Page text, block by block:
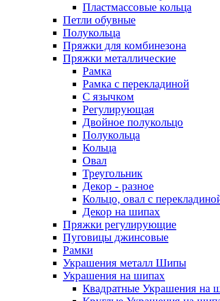
Пластмассовые кольца
Петли обувные
Полукольца
Пряжки для комбинезона
Пряжки металлические
Рамка
Рамка с перекладиной
С язычком
Регулирующая
Двойное полукольцо
Полукольца
Кольца
Овал
Треугольник
Декор - разное
Кольцо, овал с
Декор на шипах
Пряжки регулирующие
Пуговицы джинсовые
Рамки
Украшения металл Шипы
Украшения на шипах
Квадратные Украшения на